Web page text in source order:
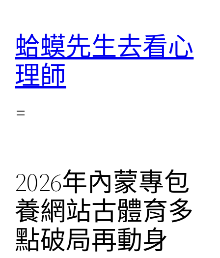
蛤蟆先生去看心
理師
2026年內蒙專包
養網站古體育多
點破局再動身